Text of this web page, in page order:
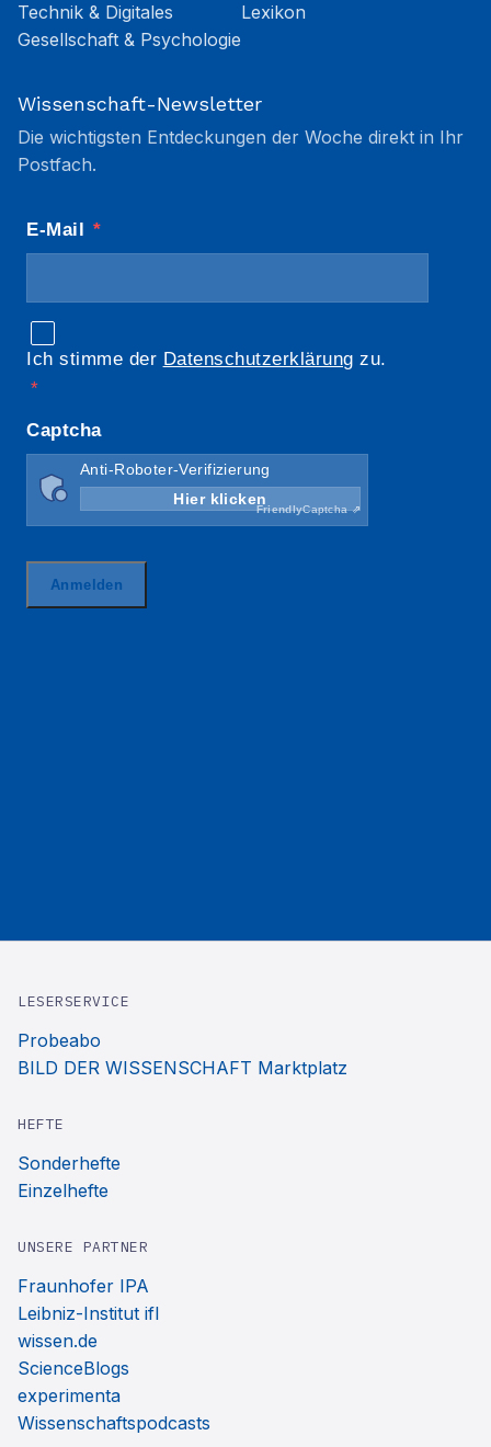
Technik & Digitales
Gesellschaft & Psychologie
Lexikon
Wissenschaft-Newsletter
Die wichtigsten Entdeckungen der Woche direkt in Ihr
Postfach.
LESERSERVICE
Probeabo
BILD DER WISSENSCHAFT Marktplatz
HEFTE
Sonderhefte
Einzelhefte
UNSERE PARTNER
Fraunhofer IPA
Leibniz-Institut ifl
wissen.de
ScienceBlogs
experimenta
Wissenschaftspodcasts